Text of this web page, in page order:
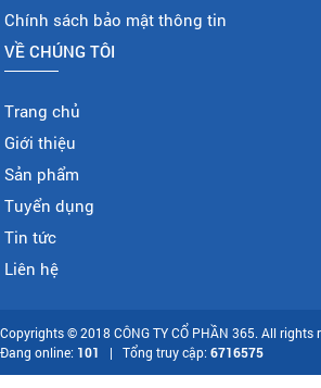
Chính sách bảo mật thông tin
VỀ CHÚNG TÔI
Trang chủ
Giới thiệu
Sản phẩm
Tuyển dụng
Tin tức
Liên hệ
Copyrights © 2018 CÔNG TY CỔ PHẦN 365. All rights
Đang online: 101 | Tổng truy cập: 6716575